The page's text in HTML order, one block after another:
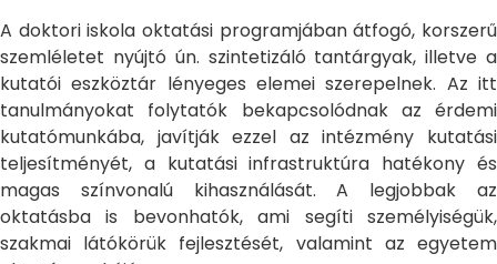
A doktori iskola oktatási programjában átfogó, korszerű
szemléletet nyújtó ún. szintetizáló tantárgyak, illetve a
kutatói eszköztár lényeges elemei szerepelnek. Az itt
tanulmányokat folytatók bekapcsolódnak az érdemi
kutatómunkába, javítják ezzel az intézmény kutatási
teljesítményét, a kutatási infrastruktúra hatékony és
magas színvonalú kihasználását. A legjobbak az
oktatásba is bevonhatók, ami segíti személyiségük,
szakmai látókörük fejlesztését, valamint az egyetem